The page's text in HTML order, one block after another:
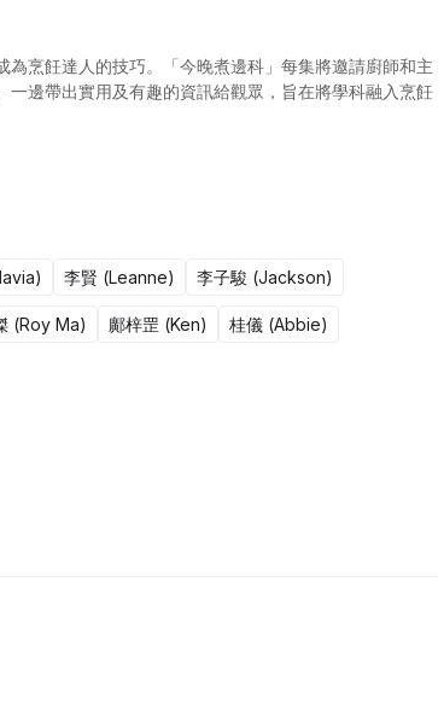
烹飪達人的技巧。「今晚煮邊科」每集將邀請廚師和主
邊帶出實用及有趣的資訊給觀眾，旨在將學科融入烹飪
李賢 (Leanne) 李子駿 (Jackson)
(Roy Ma) 鄺梓罡 (Ken) 桂儀 (Abbie)